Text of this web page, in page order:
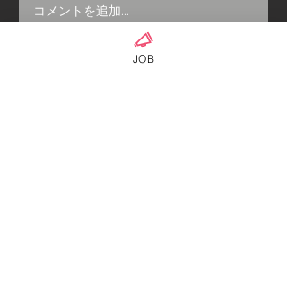
コメントを追加…
JOB